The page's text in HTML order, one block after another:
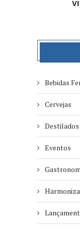
Bebidas
Cervejas
Destilados
Eventos